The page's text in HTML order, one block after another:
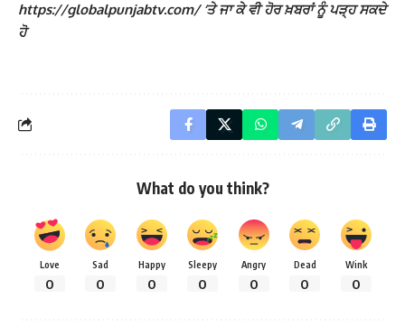
https://globalpunjabtv.com/ ‘ਤੇ ਜਾ ਕੇ ਵੀ ਹੋਰ ਖ਼ਬਰਾਂ ਨੂੰ ਪੜ੍ਹ ਸਕਦੇ
ਹੋ
What do you think?
Love
0
Sad
0
Happy
0
Sleepy
0
Angry
0
Dead
0
Wink
0